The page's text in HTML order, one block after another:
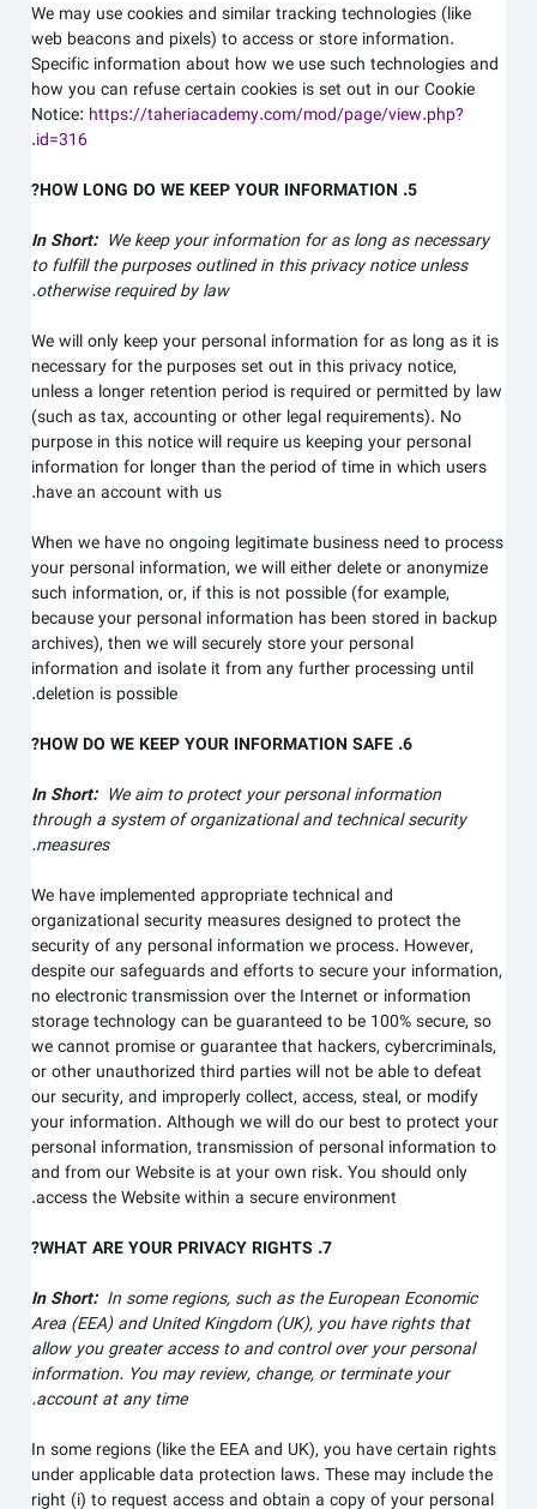
We may use cookies and similar tracking technologies (like
web beacons and pixels) to access or store information.
Specific information about how we use such technologies and
how you can refuse certain cookies is set out in our Cookie
Notice:https://taheriacademy.com/mod/page/view.php?
id=316
.
In Short:We keep your information for as long as necessary
to fulfill the purposes outlined in this privacy notice unless
otherwise required by law.
We will only keep your personal information for as long as it is
necessary for the purposes set out in this privacy notice,
unless a longer retention period is required or permitted by law
(such as tax, accounting or other legal requirements). No
purpose in this notice will require us keeping your personal
information for longer thanthe period of time in which users
have an account with us
.
When we have no ongoing legitimate business need to process
your personal information, we will either delete or anonymize
such information, or, if this is not possible (for example,
because your personal information has been stored in backup
archives), then we will securely store your personal
information and isolate it from any further processing until
deletion is possible.
In Short:We aim to protect your personal information
through a system of organizational and technical security
measures.
We have implemented appropriate technical and
organizational security measures designed to protect the
security of any personal information we process. However,
despite our safeguards and efforts to secure your information,
no electronic transmission over the Internet or information
storage technology can be guaranteed to be 100% secure, so
we cannot promise or guarantee that hackers, cybercriminals,
or other unauthorized third parties will not be able to defeat
our security, and improperly collect, access, steal, or modify
your information. Although we will do our best to protect your
personal information, transmission of personal information to
and from ourWebsiteis at your own risk. You should only
access theWebsitewithin a secure environment.
In Short: In some regions, such as the European Economic
Area (EEA) and United Kingdom (UK), you have rights that
allow you greater access to and control over your personal
information.You may review, change, or terminate your
account at any time.
In some regions (like the EEA and UK), you have certain rights
under applicable data protection laws. These may include the
right (i) to request access and obtain a copy of your personal